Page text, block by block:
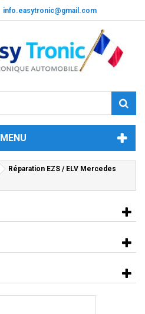
info.easytronic@gmail.com
MENU
Réparation EZS / ELV Mercedes